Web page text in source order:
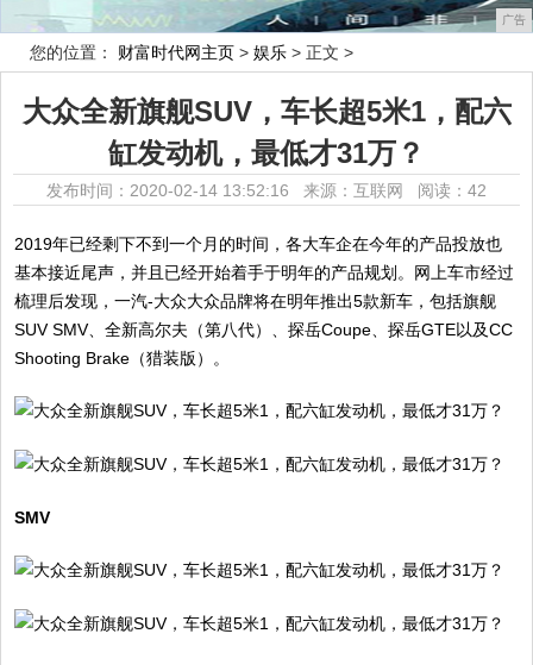
广告
您的位置： 财富时代网主页 > 娱乐 > 正文 >
大众全新旗舰SUV，车长超5米1，配六
缸发动机，最低才31万？
发布时间：2020-02-14 13:52:16 来源：互联网 阅读：42
2019年已经剩下不到一个月的时间，各大车企在今年的产品投放也
基本接近尾声，并且已经开始着手于明年的产品规划。网上车市经过
梳理后发现，一汽-大众大众品牌将在明年推出5款新车，包括旗舰
SUV SMV、全新高尔夫（第八代）、探岳Coupe、探岳GTE以及CC
Shooting Brake（猎装版）。
SMV